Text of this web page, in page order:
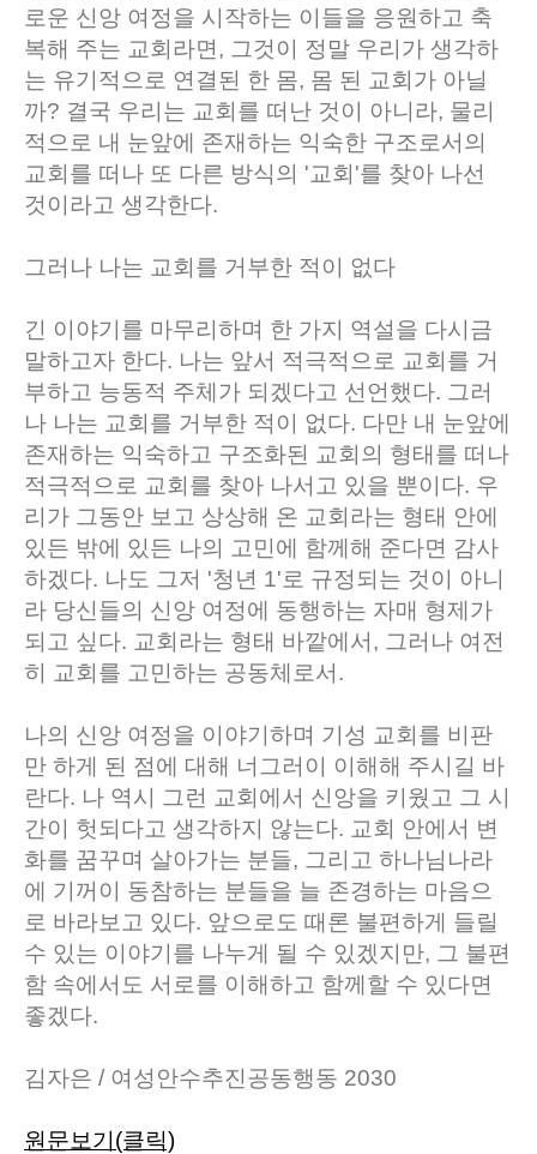
로운 신앙 여정을 시작하는 이들을 응원하고 축
복해 주는 교회라면, 그것이 정말 우리가 생각하
는 유기적으로 연결된 한 몸, 몸 된 교회가 아닐
까? 결국 우리는 교회를 떠난 것이 아니라, 물리
적으로 내 눈앞에 존재하는 익숙한 구조로서의
교회를 떠나 또 다른 방식의 '교회'를 찾아 나선
것이라고 생각한다.
그러나 나는 교회를 거부한 적이 없다
긴 이야기를 마무리하며 한 가지 역설을 다시금
말하고자 한다. 나는 앞서 적극적으로 교회를 거
부하고 능동적 주체가 되겠다고 선언했다. 그러
나 나는 교회를 거부한 적이 없다. 다만 내 눈앞에
존재하는 익숙하고 구조화된 교회의 형태를 떠나
적극적으로 교회를 찾아 나서고 있을 뿐이다. 우
리가 그동안 보고 상상해 온 교회라는 형태 안에
있든 밖에 있든 나의 고민에 함께해 준다면 감사
하겠다. 나도 그저 '청년 1'로 규정되는 것이 아니
라 당신들의 신앙 여정에 동행하는 자매 형제가
되고 싶다. 교회라는 형태 바깥에서, 그러나 여전
히 교회를 고민하는 공동체로서.
나의 신앙 여정을 이야기하며 기성 교회를 비판
만 하게 된 점에 대해 너그러이 이해해 주시길 바
란다. 나 역시 그런 교회에서 신앙을 키웠고 그 시
간이 헛되다고 생각하지 않는다. 교회 안에서 변
화를 꿈꾸며 살아가는 분들, 그리고 하나님나라
에 기꺼이 동참하는 분들을 늘 존경하는 마음으
로 바라보고 있다. 앞으로도 때론 불편하게 들릴
수 있는 이야기를 나누게 될 수 있겠지만, 그 불편
함 속에서도 서로를 이해하고 함께할 수 있다면
좋겠다.
김자은 / 여성안수추진공동행동 2030
원문보기(클릭)